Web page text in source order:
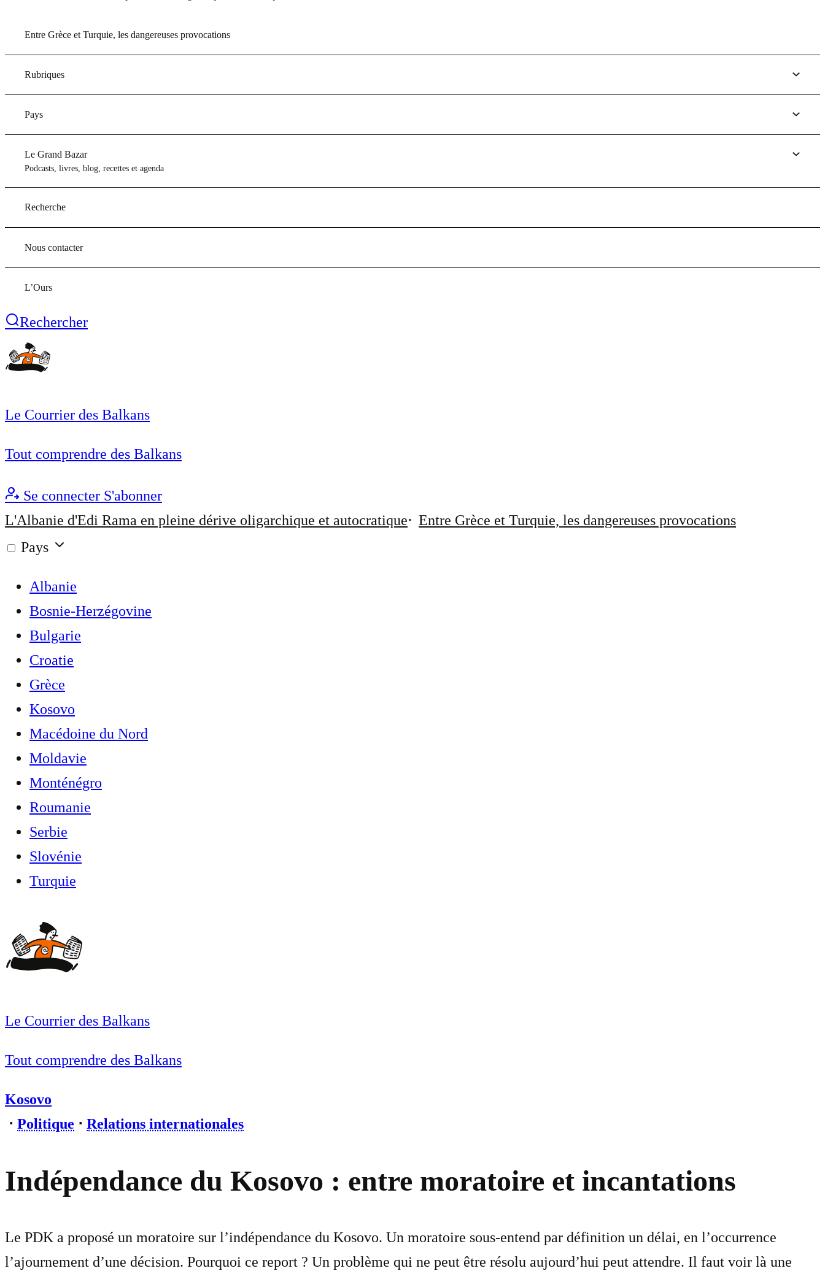
Entre Grèce et Turquie, les dangereuses provocations
Rubriques
Pays
Le Grand Bazar
Podcasts, livres, blog, recettes et agenda
Recherche
Nous contacter
L’Ours
Rechercher
Le Courrier des Balkans
Tout comprendre des Balkans
Se connecter S'abonner
L'Albanie d'Edi Rama en pleine dérive oligarchique et autocratique
Entre Grèce et Turquie, les dangereuses provocations
Pays
Albanie
Bosnie-Herzégovine
Bulgarie
Croatie
Grèce
Kosovo
Macédoine du Nord
Moldavie
Monténégro
Roumanie
Serbie
Slovénie
Turquie
Le Courrier des Balkans
Tout comprendre des Balkans
Kosovo
⋅ Politique ⋅ Relations internationales
Indépendance du Kosovo : entre moratoire et incantations
Le PDK a proposé un moratoire sur l’indépendance du Kosovo. Un moratoire sous-entend par définition un délai, en l’occurrence
l’ajournement d’une décision. Pourquoi ce report ? Un problème qui ne peut être résolu aujourd’hui peut attendre. Il faut voir là une